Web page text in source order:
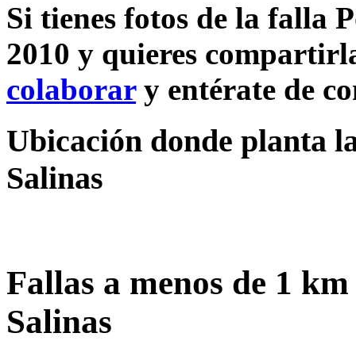
Si tienes fotos de la falla
2010 y quieres
colaborary entérate de
Ubicación donde planta
Salinas
Fallas a menos de 1
Salinas